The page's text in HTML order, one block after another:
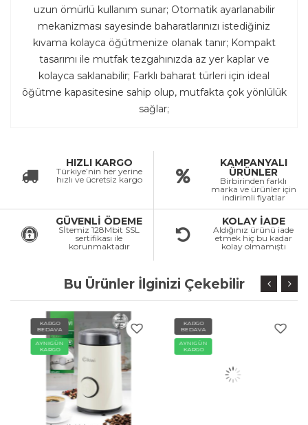
uzun ömürlü kullanım sunar; Otomatik ayarlanabilir
mekanizması sayesinde baharatlarınızı istediğiniz
kıvama kolayca öğütmenize olanak tanır; Kompakt
tasarımı ile mutfak tezgahınızda az yer kaplar ve
kolayca saklanabilir; Farklı baharat türleri için ideal
öğütme kapasitesine sahip olup, mutfakta çok yönlülük
sağlar;
HIZLI KARGO
Türkiye’nin her yerine
hızlı ve ücretsiz kargo
KAMPANYALI
ÜRÜNLER
Birbirinden farklı
marka ve ürünler için
indirimli fiyatlar
GÜVENLİ ÖDEME
Sİtemiz 128Mbit SSL
sertifikası ile
korunmaktadır
KOLAY İADE
Aldığınız ürünü iade
etmek hiç bu kadar
kolay olmamıştı
Bu Ürünler İlginizi Çekebilir
KARGO
BEDAVA
AYNIGÜN
KARGO
KARGO
BEDAVA
AYNIGÜN
KARGO